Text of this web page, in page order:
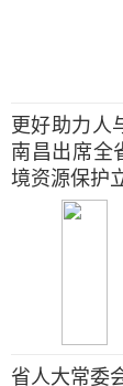
更好助力人
南昌出席全
境资源保护
省人大常委